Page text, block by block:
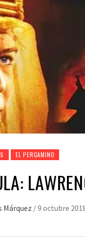
EL PERGAMINO
Márquez /9 octubre